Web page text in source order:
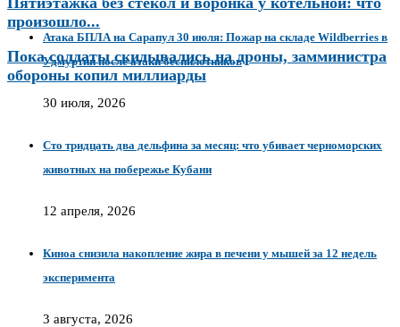
произошло...
Пока солдаты скидывались на дроны, замминистра
обороны копил миллиарды
Атака БПЛА на Сарапул 30 июля: Пожар на складе Wildberries в
Удмуртии после атаки беспилотников
30 июля, 2026
Сто тридцать два дельфина за месяц: что убивает черноморских
животных на побережье Кубани
12 апреля, 2026
Киноа снизила накопление жира в печени у мышей за 12 недель
эксперимента
3 августа, 2026